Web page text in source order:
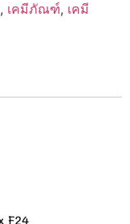
, เคมีภัณฑ์, เคมี